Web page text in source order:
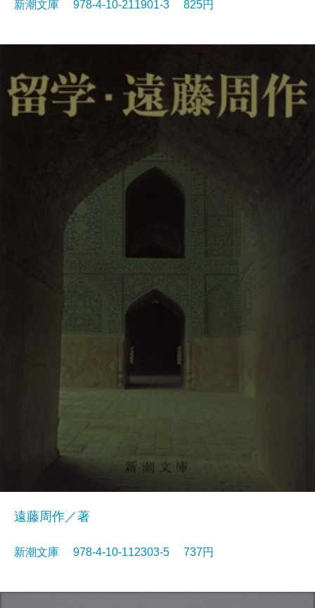
新潮文庫 978-4-10-211901-3 825円
遠藤周作／著
新潮文庫 978-4-10-112303-5 737円